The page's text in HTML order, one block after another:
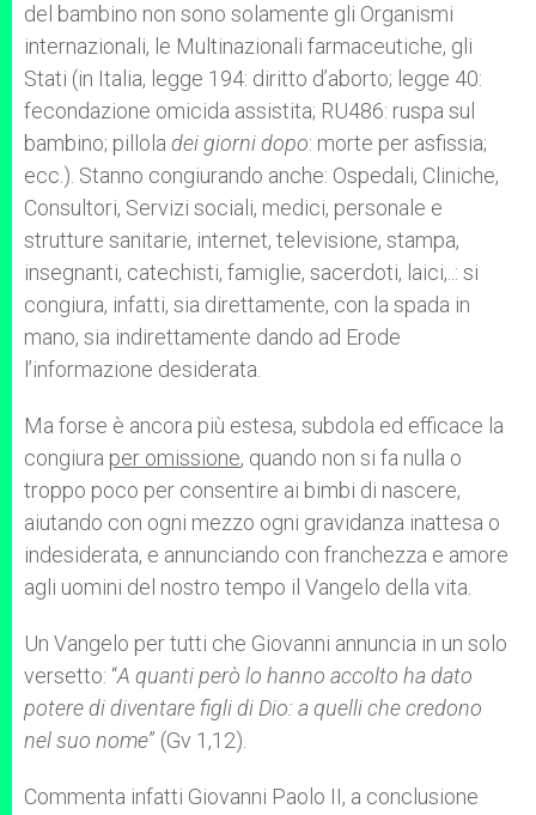
del bambino non sono solamente gli Organismi
internazionali, le Multinazionali farmaceutiche, gli
Stati (in Italia, legge 194: diritto d’aborto; legge 40:
fecondazione omicida assistita; RU486: ruspa sul
bambino; pillola dei giorni dopo: morte per asfissia;
ecc.). Stanno congiurando anche: Ospedali, Cliniche,
Consultori, Servizi sociali, medici, personale e
strutture sanitarie, internet, televisione, stampa,
insegnanti, catechisti, famiglie, sacerdoti, laici,..: si
congiura, infatti, sia direttamente, con la spada in
mano, sia indirettamente dando ad Erode
l’informazione desiderata.
Ma forse è ancora più estesa, subdola ed efficace la
congiura per omissione, quando non si fa nulla o
troppo poco per consentire ai bimbi di nascere,
aiutando con ogni mezzo ogni gravidanza inattesa o
indesiderata, e annunciando con franchezza e amore
agli uomini del nostro tempo il Vangelo della vita.
Un Vangelo per tutti che Giovanni annuncia in un solo
versetto: “A quanti però lo hanno accolto ha dato
potere di diventare figli di Dio: a quelli che credono
nel suo nome” (Gv 1,12).
Commenta infatti Giovanni Paolo II, a conclusione